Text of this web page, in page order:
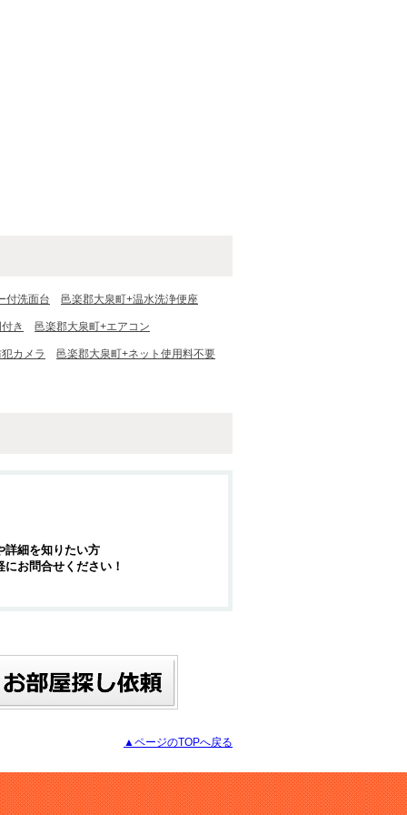
付洗面台 邑楽郡大泉町+温水洗浄便座
き 邑楽郡大泉町+エアコン
カメラ 邑楽郡大泉町+ネット使用料不要
詳細を知りたい方
お問合せください！
▲ページのTOPへ戻る